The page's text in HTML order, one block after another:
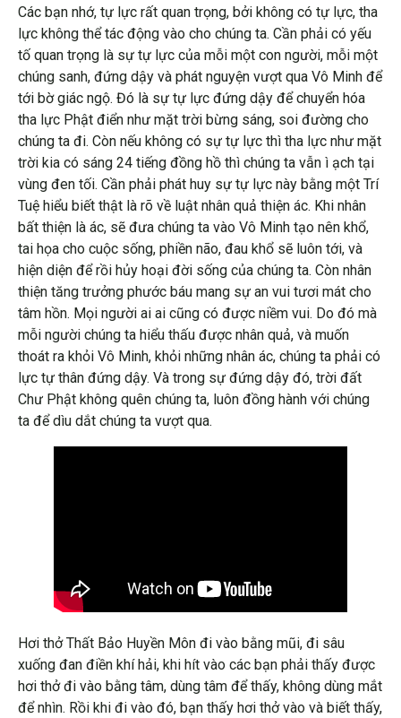
Các bạn nhớ, tự lực rất quan trọng, bởi không có tự lực, tha
lực không thể tác động vào cho chúng ta. Cần phải có yếu
tố quan trọng là sự tự lực của mỗi một con người, mỗi một
chúng sanh, đứng dậy và phát nguyện vượt qua Vô Minh để
tới bờ giác ngộ. Đó là sự tự lực đứng dậy để chuyển hóa
tha lực Phật điển như mặt trời bừng sáng, soi đường cho
chúng ta đi. Còn nếu không có sự tự lực thì tha lực như mặt
trời kia có sáng 24 tiếng đồng hồ thì chúng ta vẫn ì ạch tại
vùng đen tối. Cần phải phát huy sự tự lực này bằng một Trí
Tuệ hiểu biết thật là rõ về luật nhân quả thiện ác. Khi nhân
bất thiện là ác, sẽ đưa chúng ta vào Vô Minh tạo nên khổ,
tai họa cho cuộc sống, phiền não, đau khổ sẽ luôn tới, và
hiện diện để rồi hủy hoại đời sống của chúng ta. Còn nhân
thiện tăng trưởng phước báu mang sự an vui tươi mát cho
tâm hồn. Mọi người ai ai cũng có được niềm vui. Do đó mà
mỗi người chúng ta hiểu thấu được nhân quả, và muốn
thoát ra khỏi Vô Minh, khỏi những nhân ác, chúng ta phải có
lực tự thân đứng dậy. Và trong sự đứng dậy đó, trời đất
Chư Phật không quên chúng ta, luôn đồng hành với chúng
ta để dìu dắt chúng ta vượt qua.
Hơi thở Thất Bảo Huyền Môn đi vào bằng mũi, đi sâu
xuống đan điền khí hải, khi hít vào các bạn phải thấy được
hơi thở đi vào bằng tâm, dùng tâm để thấy, không dùng mắt
để nhìn. Rồi khi đi vào đó, bạn thấy hơi thở vào và biết thấy,